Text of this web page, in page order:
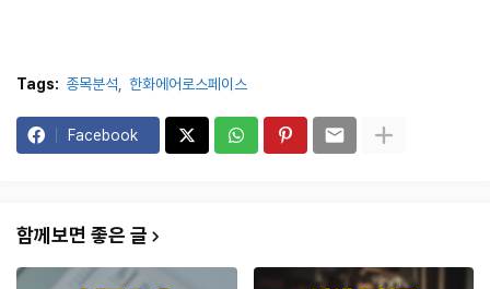
Tags: 종목분석 한화에어로스페이스
Facebook
함께보면 좋은 글